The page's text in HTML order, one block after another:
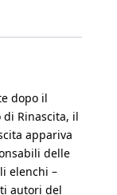
dopo il
Rinascita, il
appariva
delle
elenchi –
autori del